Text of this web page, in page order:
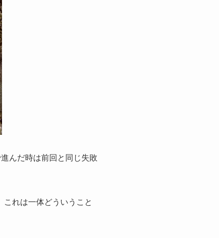
んだ時は前回と同じ失敗
れは一体どういうこと